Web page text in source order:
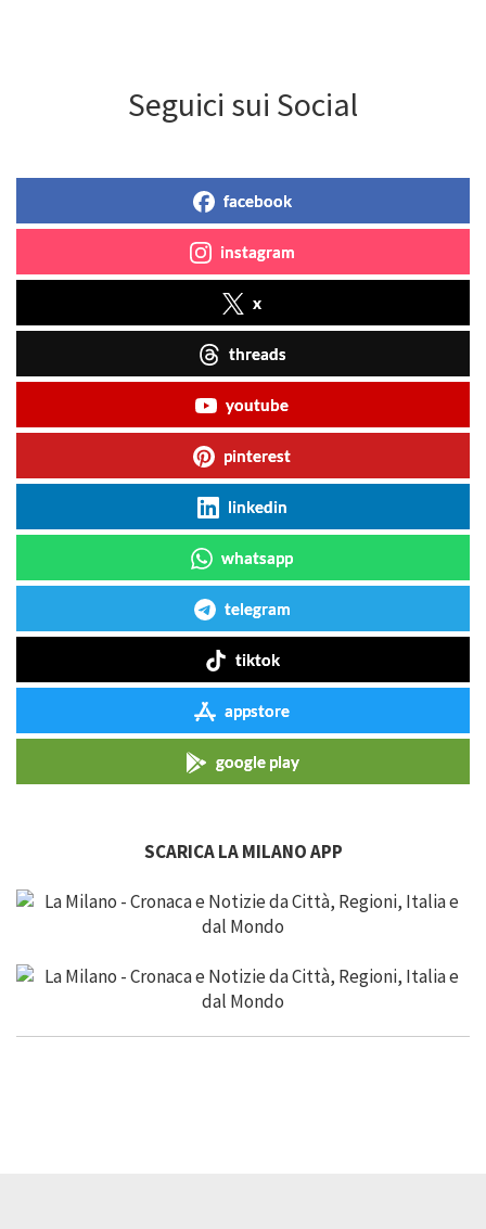
Seguici sui Social
facebook
instagram
x
threads
youtube
pinterest
linkedin
whatsapp
telegram
tiktok
appstore
google play
SCARICA LA MILANO APP